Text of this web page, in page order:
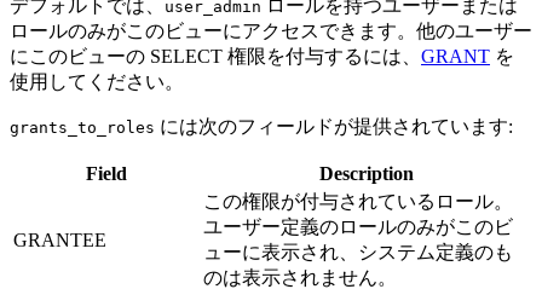
デフォルトでは、 user_admin ロールを持つユーザーまたは
ロールのみがこのビューにアクセスできます。他のユーザー
にこのビューの SELECT 権限を付与するには、 GRANT を
使用してください。
grants_to_roles には次のフィールドが提供されています:
Field Description
GRANTEE
この権限が付与されているロール。
ユーザー定義のロールのみがこのビ
ューに表示され、システム定義のも
のは表示されません。